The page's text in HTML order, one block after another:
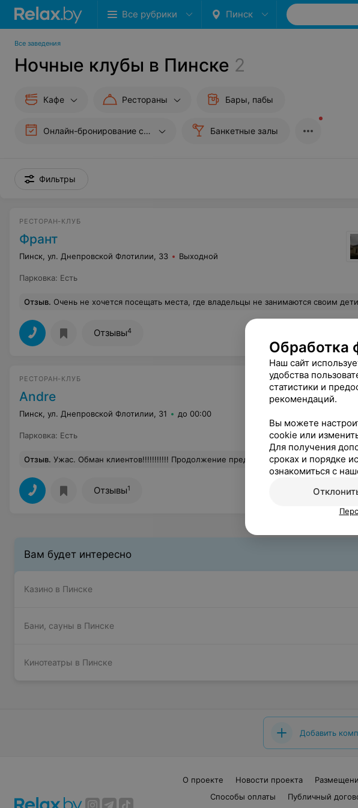
Все рубрики Пинск
Все заведения
Ночные клубы в Пинске 2
Кафе Рестораны Бары, пабы
Онлайн-бронирование столиков Банкетные залы
Фильтры
РЕСТОРАН-КЛУБ
Франт
Пинск, ул. Днепровской Флотилии, 33 Выходной
Парковка: Есть
Отзыв. Очень не хочется посещать места, где владельцы не занимаются своим детищем. К сожалению, Франт не исключение. На баре и в зале все замечательно, музыка в последнее время радует, кухня достойная. Но при входе в это заведение хочется развернуться и уйти, т.к. охранники прямым текстом говорят, что они не заинтересованы в том, чтобы их заведение приносило прибыль. Где девушка администратор способна только разжечь конфликт, а не урегулировать его. В гардеробе сидят в таком виде и с такими лицами, будто ты к ним домой пришёл... ужасно!!!!
Отзывы4
РЕСТОРАН-КЛУБ
Andre
Пинск, ул. Днепровской Флотилии, 31 до 00:00
Парковка: Есть
Отзыв. Ужас. Обман клиентов!!!!!!!!!!! Продолжение предыдущего отзыва . Приехали из Минска отдохнуть всего в на сутки. Хотелось отдельно отметить, что сотрудники данного заведения на бэйджиках кроме имени не указывают должности. Начальник охраны(с его слов) вообще не имел ни бэйджа, ни документов, никаких опознавательных знаков. ( Практически человек с улицы). Получается, что любой знакомый или человек с улицы может прийти и выгнать любого клиента. Когда мне принесли для ознакомления правила посещения стало ясно, что документы не в порядке и не имеют юридической силы. Тогда я решила сделать фото копии этих так называемых " документов" на это я услышала грубость и дерзость персонала и их требование вернуть " документы". Я отказалась и проследовала в wc для фотографирования этих бумажек. На это меня оскорбили воровкой и вызвали наряд милиции. Я считаю, что таким людям не место в сфере обслуживания. Не рекомендую. Уровень обслуживания 0%.
Отзывы1
Вам будет интересно
Казино в Пинске
Бани, сауны в Пинске
Кинотеатры в Пинске
Добавить
О проекте Новости проекта
Способы оплаты
Публичный
Обработка
Наш сайт
удобства
статистики и
рекомендаций.
Вы можете
cookie или
Для получения
сроках и порядке
ознакомиться с